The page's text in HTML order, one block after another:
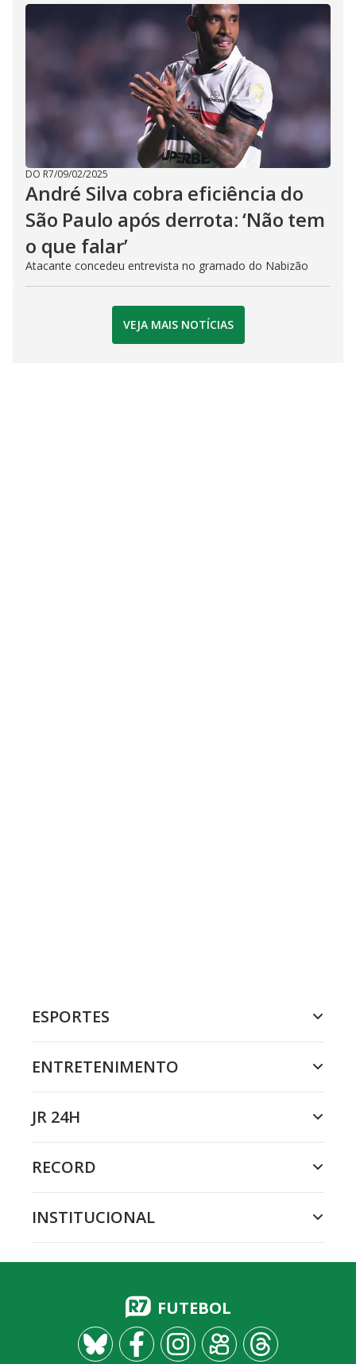
DO R7/09/02/2025
André Silva cobra eficiência do
São Paulo após derrota: ‘Não tem
o que falar’
Atacante concedeu entrevista no gramado do Nabizão
VEJA MAIS NOTÍCIAS
ESPORTES
ENTRETENIMENTO
JR 24H
RECORD
INSTITUCIONAL
FUTEBOL